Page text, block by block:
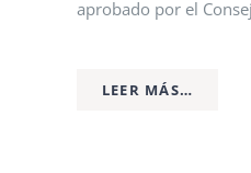
aprobado por el
LEER MÁS…